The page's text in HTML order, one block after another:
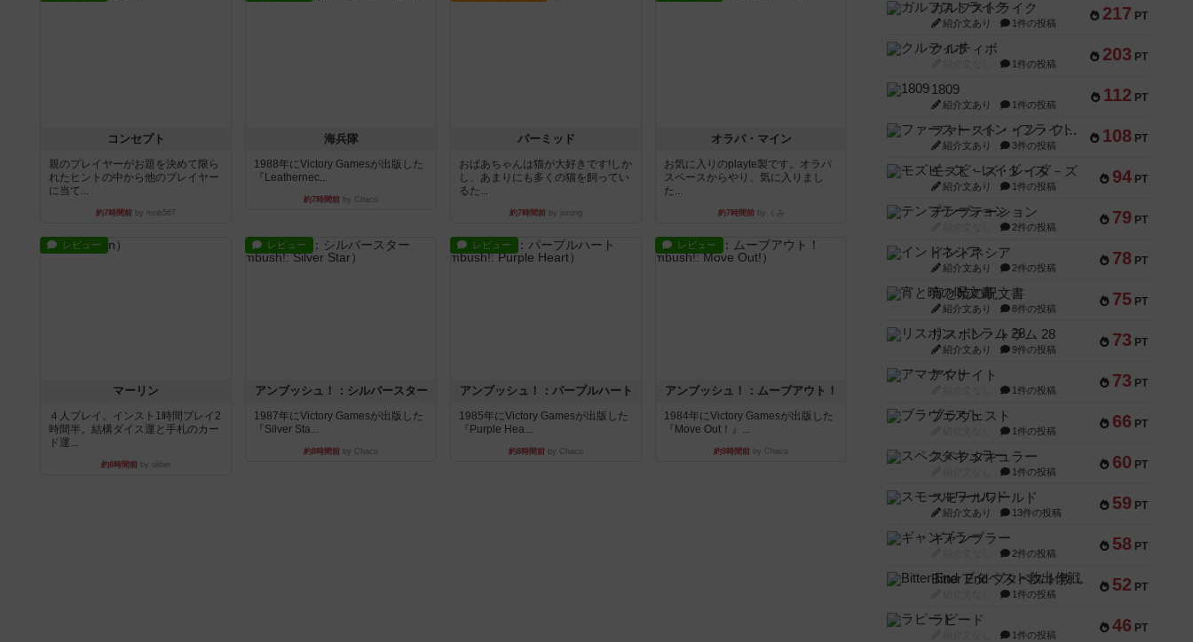
コンセプト
親のプレイヤーがお題を決めて限ら
れたヒントの中から他のプレイヤー
に当て...
約7時間前 by mob567
海兵隊
1988年にVictory Gamesが出版した
『Leathernec...
約7時間前 by Chaco
パーミッド
おばあちゃんは猫が大好きです!しか
し、あまりにも多くの猫を飼ってい
るた...
約7時間前 by jurong
オラパ・マイン
お気に入りのplayte製です。オラパ
スペースからやり、気に入りまし
た...
約7時間前by くみ
レビュー
マーリン
４人プレイ。インスト1時間プレイ2
時間半。結構ダイス運と手札のカー
ド運...
約8時間前by oliber
レビュー
アンブッシュ！：シルバースター
1987年にVictory Gamesが出版した
『Silver Sta...
約8時間前 by Chaco
レビュー
アンブッシュ！：パープルハート
1985年にVictory Gamesが出版した
『Purple Hea...
約8時間前 by Chaco
レビュー
アンブッシュ！：ムーブアウト！
1984年にVictory Gamesが出版した
『Move Out！』...
約9時間前 by Chaco
217 PT
ガルフストライク
紹介文あり 1件の投稿
203 PT
クルティボ
1件の投稿
112 PT
1809
紹介文あり 1件の投稿
108 PT
ファースト・イン・フライト
紹介文あり 3件の投稿
94 PT
モズビ－ズ・レイダ－ズ
紹介文あり 1件の投稿
79 PT
テンプテーション
2件の投稿
78 PT
インドネシア
紹介文あり 2件の投稿
75 PT
宵と暁の呪文書
紹介文あり 8件の投稿
73 PT
リスボン・トラム 28
紹介文あり 9件の投稿
73 PT
アマナイト
1件の投稿
66 PT
ブラヴェスト
1件の投稿
60 PT
スペクタキュラー
1件の投稿
59 PT
スモールワールド
紹介文あり 13件の投稿
58 PT
ギャンブラー
2件の投稿
52 PT
Bitter End ブタペスト救出作戦
1件の投稿
46 PT
ラピード
1件の投稿